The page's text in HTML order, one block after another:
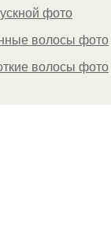
фото
волосы фото
волосы фото